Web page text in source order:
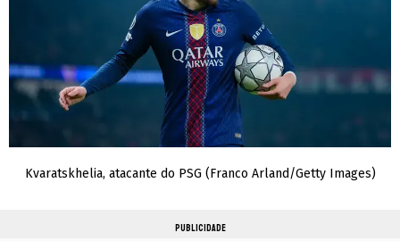
Kvaratskhelia, atacante do PSG (Franco Arland/Getty Images)
PUBLICIDADE